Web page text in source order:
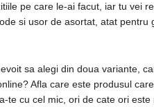
pe care le-ai facut, iar tu vei
si usor de asortat, atat pentru
sa alegi din doua variante,
Afla care este produsul
te cu cel mic, ori de cate ori este